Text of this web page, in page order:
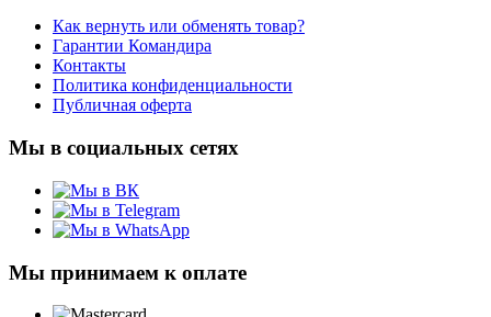
Как вернуть или обменять товар?
Гарантии Командира
Контакты
Политика конфиденциальности
Публичная оферта
Мы в социальных сетях
Мы принимаем к оплате